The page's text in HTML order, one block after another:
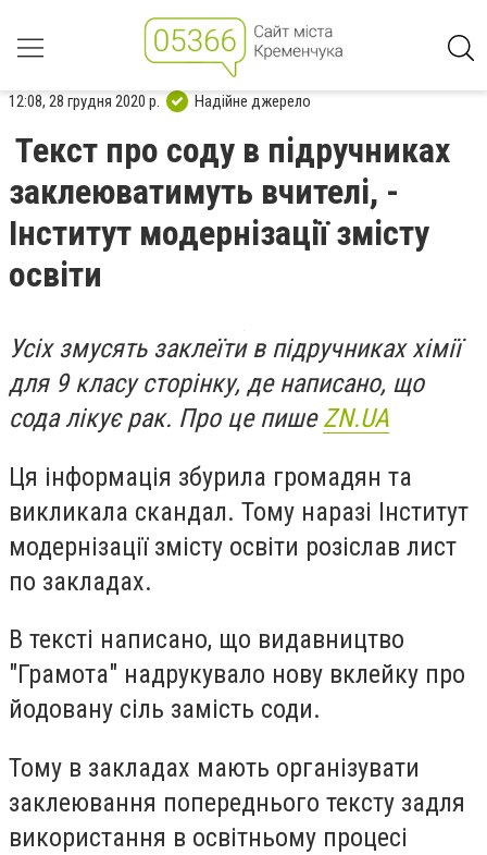
12:08, 28 грудня 2020 р. Надійне джерело
Текст про соду в підручниках
заклеюватимуть вчителі, -
Інститут модернізації змісту
освіти
Усіх змусять заклеїти в підручниках хімії
для 9 класу сторінку, де написано, що
сода лікує рак. Про це пишеZN.UA
Ця інформація збурила громадян та
викликала скандал. Тому наразі Інститут
модернізації змісту освіти розіслав лист
по закладах.
В тексті написано, що видавництво
"Грамота" надрукувало нову вклейку про
йодовану сіль замість соди.
Тому в закладах мають організувати
заклеювання попереднього тексту задля
використання в освітньому процесі